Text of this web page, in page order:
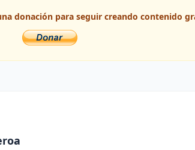
donación para seguir creando contenido